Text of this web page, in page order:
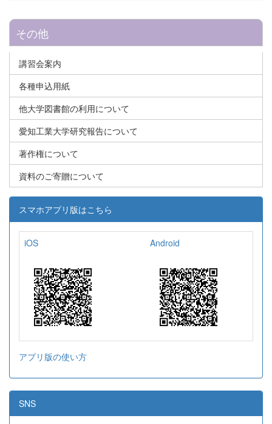
その他
講習会案内
各種申込用紙
他大学図書館の利用について
愛知工業大学研究報告について
著作権について
資料のご寄贈について
スマホアプリ版はこちら
iOS Android
アプリ版の使い方
SNS